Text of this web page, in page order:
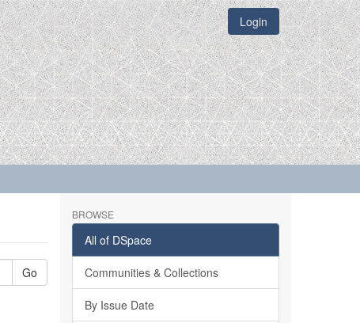
Login
Go
BROWSE
All of DSpace
Communities & Collections
By Issue Date